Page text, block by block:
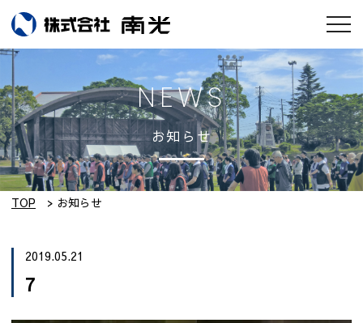
会社情報
南光のモノづくり
工場紹介
実績集
採用情報
NEWS
お知らせ
TOP お知らせ
2019.05.21
7